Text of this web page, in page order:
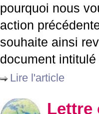
pourquoi nous
action
souhaite ainsi
document intitulé
Lire l'article
Lettre